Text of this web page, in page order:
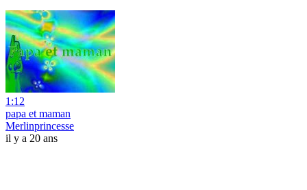
1:12
papa et maman
Merlinprincesse
il y a 20 ans